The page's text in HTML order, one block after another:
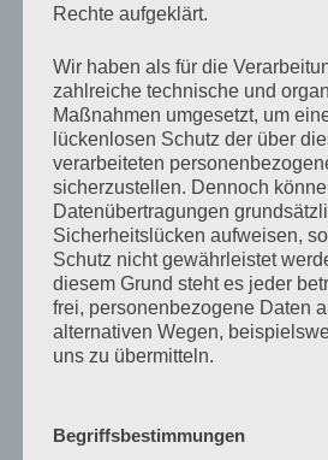
das Wetter hat uns einen Strich
gemacht.
Einzig die Forellen wollten in
an den Haken, aber das lässt sich
verschmerzen. Leider war aber
in diesem Jahr eine große
allen Stränden sehr viele
Taschenkrebse befunden haben.
Wenigstens blieb noch ein wenig
Seiten des Tages, so das wir
Rechte aufgeklärt.
Wir haben als für die
zahlreiche technische und
Maßnahmen umgesetzt, um
lückenlosen Schutz der über
verarbeiteten
sicherzustellen. Dennoch
Datenübertragungen
Sicherheitslücken aufweisen,
Schutz nicht gewährleistet
diesem Grund steht es jeder
frei, personenbezogene Daten
alternativen Wegen,
uns zu übermitteln.
Begriffsbestimmungen